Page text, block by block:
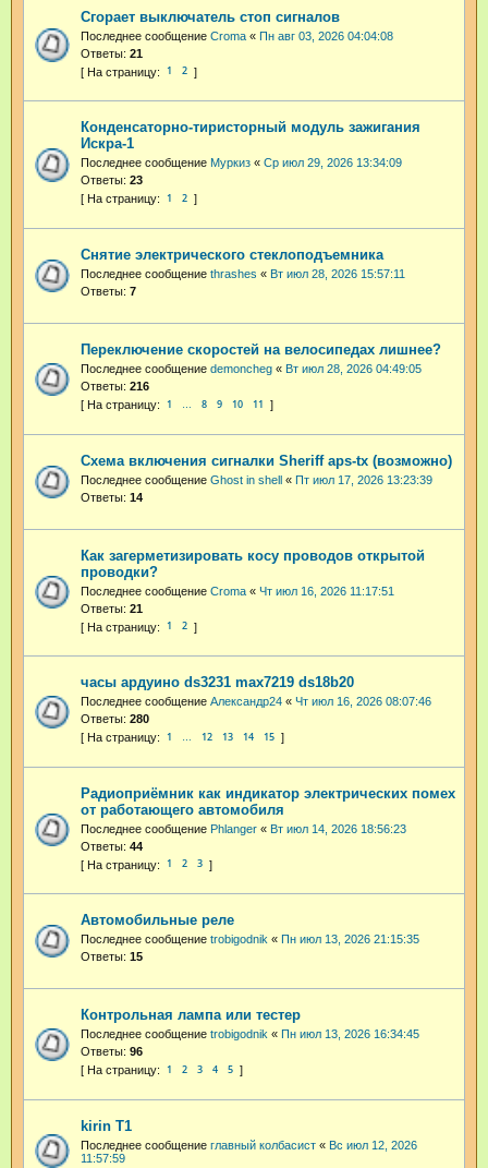
Сгорает выключатель стоп сигналов
Последнее сообщение Croma « Пн авг 03, 2026 04:04:08
Ответы: 21
1 2
Конденсаторно-тиристорный модуль зажигания
Искра-1
Последнее сообщение Муркиз « Ср июл 29, 2026 13:34:09
Ответы: 23
1 2
Снятие электрического стеклоподъемника
Последнее сообщение thrashes « Вт июл 28, 2026 15:57:11
Ответы: 7
Переключение скоростей на велосипедах лишнее?
Последнее сообщение demoncheg « Вт июл 28, 2026 04:49:05
Ответы: 216
1 … 8 9 10 11
Схема включения сигналки Sheriff aps-tx (возможно)
Последнее сообщение Ghost in shell « Пт июл 17, 2026 13:23:39
Ответы: 14
Как загерметизировать косу проводов открытой
проводки?
Последнее сообщение Croma « Чт июл 16, 2026 11:17:51
Ответы: 21
1 2
часы ардуино ds3231 max7219 ds18b20
Последнее сообщение Александр24 « Чт июл 16, 2026 08:07:46
Ответы: 280
1 … 12 13 14 15
Радиоприёмник как индикатор электрических помех
от работающего автомобиля
Последнее сообщение Phlanger « Вт июл 14, 2026 18:56:23
Ответы: 44
1 2 3
Автомобильные реле
Последнее сообщение trobigodnik « Пн июл 13, 2026 21:15:35
Ответы: 15
Контрольная лампа или тестер
Последнее сообщение trobigodnik « Пн июл 13, 2026 16:34:45
Ответы: 96
1 2 3 4 5
kirin T1
Последнее сообщение главный колбасист « Вс июл 12, 2026
11:57:59